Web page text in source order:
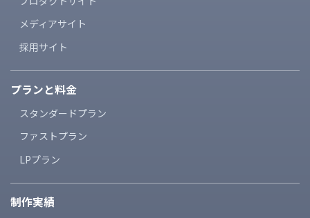
メディアサイト
採用サイト
プランと料金
スタンダードプラン
ファストプラン
LPプラン
制作実績